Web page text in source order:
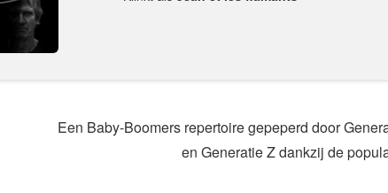
Een Baby-Boomers repertoire gepeperd door
en Generatie Z dankzij de